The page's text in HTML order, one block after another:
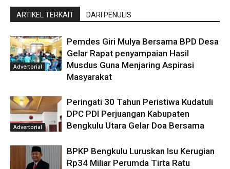
ARTIKEL TERKAIT DARI PENULIS
Advertorial
Pemdes Giri Mulya Bersama BPD Desa
Gelar Rapat penyampaian Hasil
Musdus Guna Menjaring Aspirasi
Masyarakat
Advertorial
Peringati 30 Tahun Peristiwa Kudatuli
DPC PDI Perjuangan Kabupaten
Bengkulu Utara Gelar Doa Bersama
BPKP Bengkulu Luruskan Isu Kerugian
Rp34 Miliar Perumda Tirta Ratu